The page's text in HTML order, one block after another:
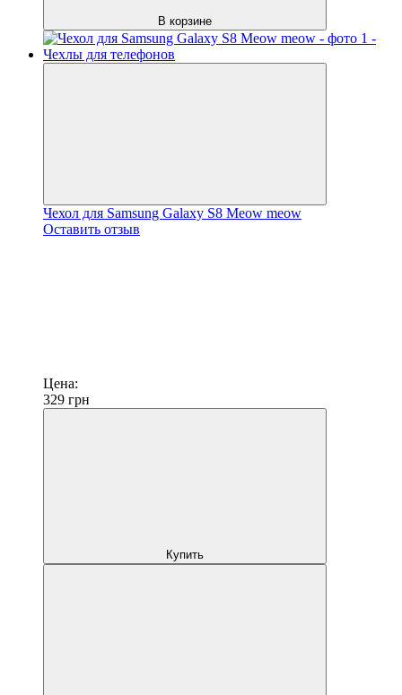
В корзине
Чехол для Samsung Galaxy S8 Meow meow
Оставить отзыв
Цена:
329 грн
Купить